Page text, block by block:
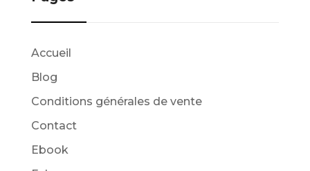
Accueil
Blog
Conditions générales de vente
Contact
Ebook